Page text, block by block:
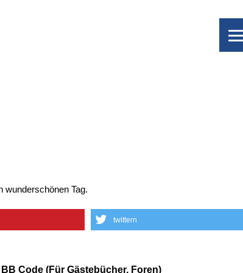
wunderschönen Tag.
twittern
BB Code (Für Gästebücher, Foren)